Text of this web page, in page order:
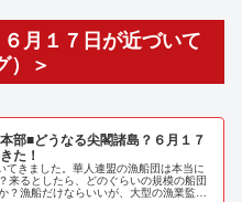
月１７日が近づいて
）＞
部■どうなる尖閣諸島？６月１７
た！
てきました。華人連盟の漁船団は本当に
来るとしたら、どのぐらいの規模の船団
？漁船だけならいいが、大型の漁業監視